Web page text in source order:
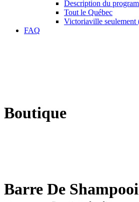
Description du
Tout le Québec
Victoriaville
FAQ
Boutique
Barre De